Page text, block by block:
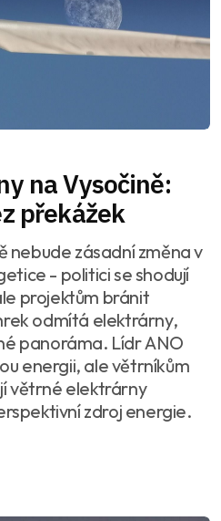
na Vysočině:
překážek
nebude zásadní změna v
- politici se shodují
projektům bránit
odmítá elektrárny,
panoráma. Lídr ANO
energii, ale větrníkům
větrné elektrárny
zdroj energie.